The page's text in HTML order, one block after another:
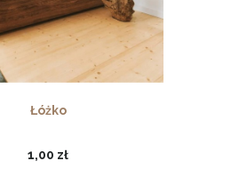
Łóżko
1,00 zł